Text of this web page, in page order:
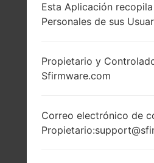
Esta Aplicación
Personales de sus
Propietario y
Sfirmware.com
Correo electrónico de